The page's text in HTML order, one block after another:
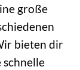
große
bieten dir
schnelle